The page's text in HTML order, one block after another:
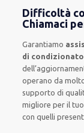
Difficoltà
Chiamaci
Garantiamo
di
operano da
supporto di
migliore per il
con quelli